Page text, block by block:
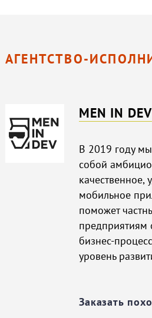
АГЕНТСТВО-
MEN IN DEV
В 2019 году
собой
качественное,
мобильное
поможет
предприятиям
бизнес-
уровень
Заказать